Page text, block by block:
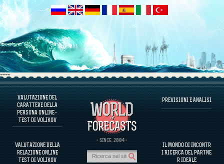
----
VALUTAZIONE DEL
CARATTERE DELLA
PERSONA ONLINE–
TEST DI VOLIKOV
VALUTAZIONE DELLA
RELAZIONE ONLINE
TEST DI VOLIKOV
· SINCE. 2004 ·
PREVISIONI E ANALISI
IL MONDO DI INCONTR
I RICERCA DEL PARTNE
R IDEALE
INFORMAZIONI SUL PROGRAMMA
VALUTARE IL CARATTERE DELLA PERSONA
VALUTAZIONE DEL CARATTERE DI PERSONAGGI FAMOSI
INFORMAZIONI SUL PROGRAMMA
VALUTARE LA COMPATIBILITÀ DEI PARTNER
PREVISIONI E ANALISI